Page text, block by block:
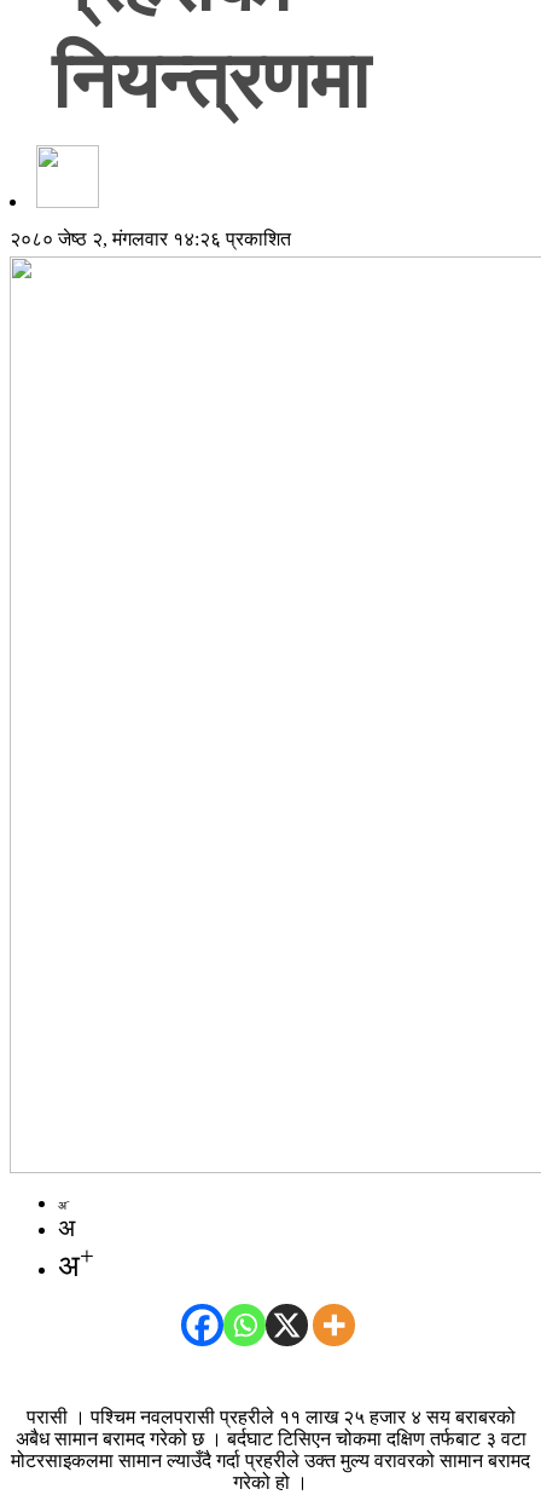
नियन्त्रणमा
२०८० जेष्ठ २, मंगलवार १४:२६ प्रकाशित
अ-
अ
अ+
परासी । पश्चिम नवलपरासी प्रहरीले ११ लाख २५ हजार ४ सय बराबरको
अबैध सामान बरामद गरेको छ । बर्दघाट टिसिएन चोकमा दक्षिण तर्फबाट ३ वटा
मोटरसाइकलमा सामान ल्याउँदै गर्दा प्रहरीले उक्त मुल्य वरावरको सामान बरामद
गरेको हो ।